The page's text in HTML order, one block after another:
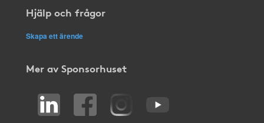
Hjälp och frågor
Skapa ett ärende
Mer av Sponsorhuset